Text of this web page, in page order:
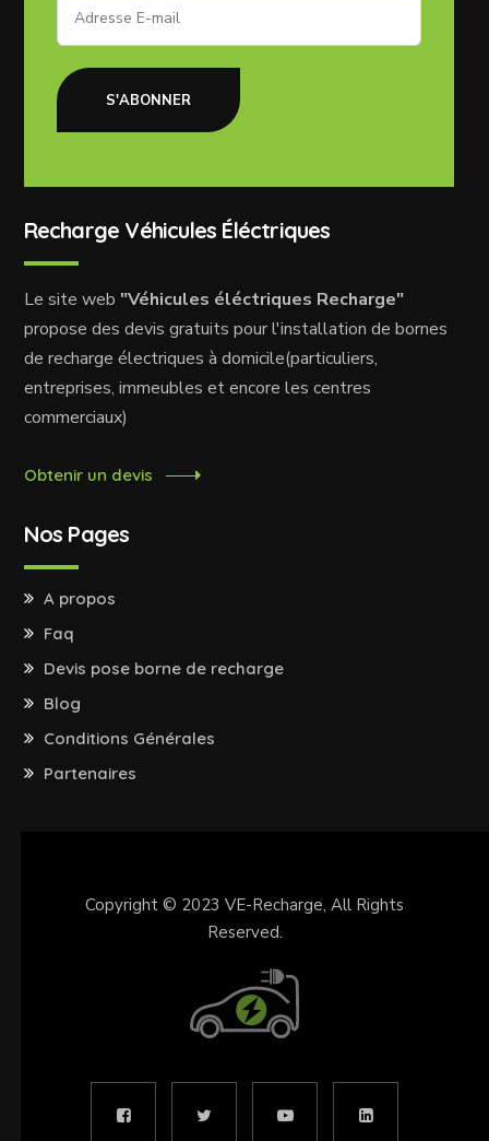
S'ABONNER
Recharge Véhicules Éléctriques
Le site web "Véhicules éléctriques Recharge"
propose des devis gratuits pour l'installation de bornes
de recharge électriques à domicile(particuliers,
entreprises, immeubles et encore les centres
commerciaux)
Obtenir un devis
Nos Pages
A propos
Faq
Devis pose borne de recharge
Blog
Conditions Générales
Partenaires
Copyright © 2023 VE-Recharge, All Rights
Reserved.